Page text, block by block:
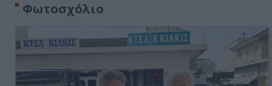
Φωτοσχόλιο